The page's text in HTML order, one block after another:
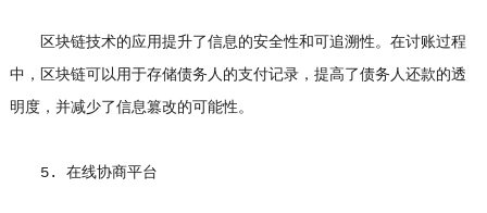
区块链技术的应用提升了信息的安全性和可追溯性。在讨账过程
中，区块链可以用于存储债务人的支付记录，提高了债务人还款的透
明度，并减少了信息篡改的可能性。
5. 在线协商平台